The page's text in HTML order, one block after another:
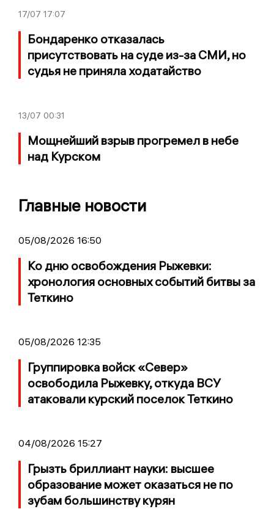
17/07 17:07
Бондаренко отказалась
присутствовать на суде из-за СМИ, но
судья не приняла ходатайство
13/07 00:31
Мощнейший взрыв прогремел в небе
над Курском
Главные новости
05/08/2026 16:50
Ко дню освобождения Рыжевки:
хронология основных событий битвы за
Теткино
05/08/2026 12:35
Группировка войск «Север»
освободила Рыжевку, откуда ВСУ
атаковали курский поселок Теткино
04/08/2026 15:27
Грызть бриллиант науки: высшее
образование может оказаться не по
зубам большинству курян